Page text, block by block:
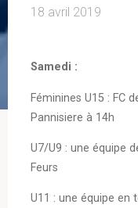
18 avril 2019
Samedi :
Féminines U15 : FC
Pannisiere à 14h
U7/U9 : une équipe
Feurs
U11 : une équipe en